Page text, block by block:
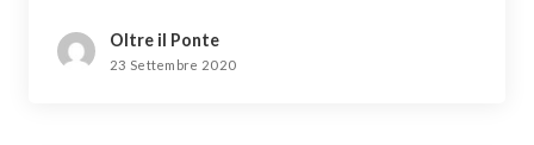
Oltre il Ponte
23 Settembre 2020